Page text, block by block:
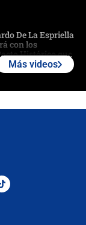
De La Espriella
con los
Histórico que
gobernará
Más videos